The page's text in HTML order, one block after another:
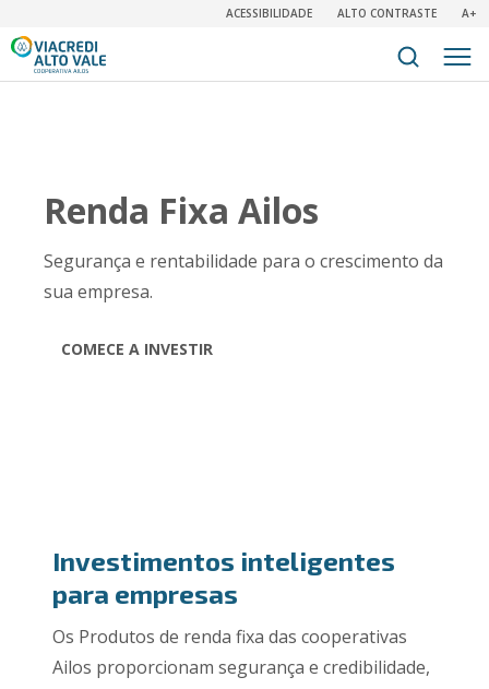
ACESSIBILIDADE ALTO CONTRASTE A+
Renda Fixa Ailos
Segurança e rentabilidade para o crescimento da
sua empresa.
COMECE A INVESTIR
Investimentos inteligentes
para empresas
Os Produtos de renda fixa das cooperativas
Ailos proporcionam segurança e credibilidade,